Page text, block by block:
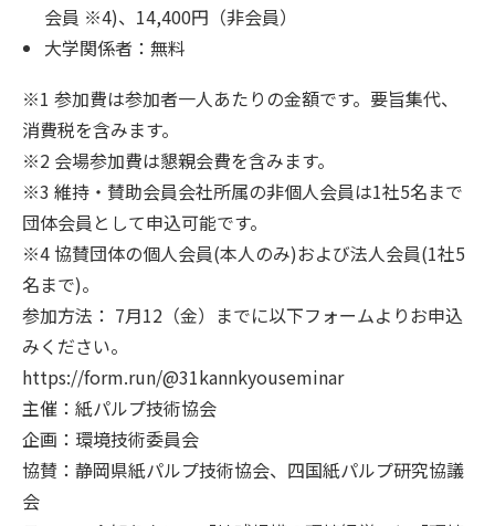
会員 ※4)、14,400円（非会員）
大学関係者：無料
※1 参加費は参加者一人あたりの金額です。要旨集代、
消費税を含みます。
※2 会場参加費は懇親会費を含みます。
※3 維持・賛助会員会社所属の非個人会員は1社5名まで
団体会員として申込可能です。
※4 協賛団体の個人会員(本人のみ)および法人会員(1社5
名まで)。
参加方法： 7月12（金）までに以下フォームよりお申込
みください。
https://form.run/@31kannkyouseminar
主催：紙パルプ技術協会
企画：環境技術委員会
協賛：静岡県紙パルプ技術協会、四国紙パルプ研究協議
会